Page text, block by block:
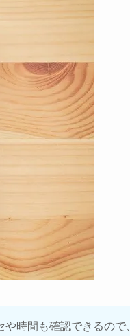
時間も確認できるので、